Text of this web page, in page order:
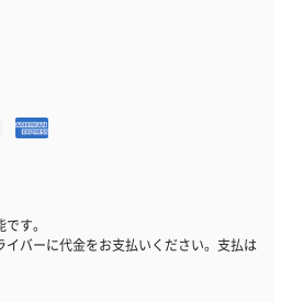
す。
イバーに代金をお支払いください。支払は